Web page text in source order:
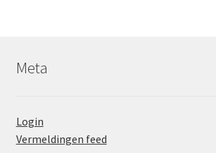
Meta
Login
Vermeldingen feed